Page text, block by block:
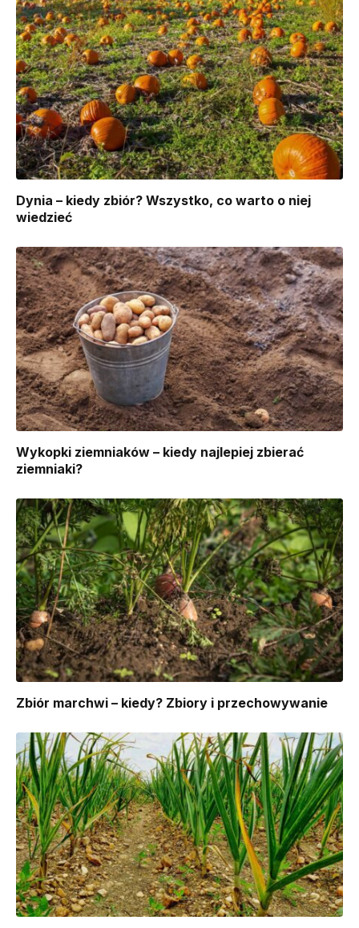
Dynia – kiedy zbiór? Wszystko, co warto o niej
wiedzieć
Wykopki ziemniaków – kiedy najlepiej zbierać
ziemniaki?
Zbiór marchwi – kiedy? Zbiory i przechowywanie